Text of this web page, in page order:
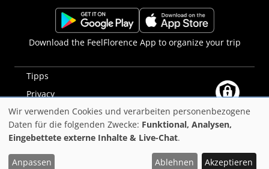
Tipps
Privacy
Erklärung zur Barrierefreiheit
PON Metro
https://play.google.com/store/apps/details?
https://apps.apple.com/it/app/
Download the FeelFlorence App to organize your trip
Verwendung
von
personenbezogenen
Wir verwenden Cookies und verarbeiten personenbezogene
Daten für die folgenden Zwecke: Funktional, Analysen,
Eingebettete externe Inhalte & Live-Chat.
Anpassen Ablehnen Akzeptieren